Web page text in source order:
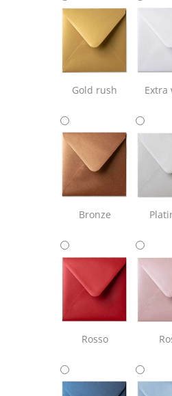
Gold rush Extra
Bronze
Rosso